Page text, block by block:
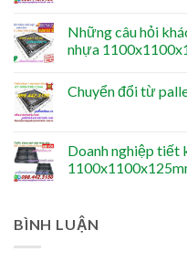
Những câu hỏi
nhựa
Chuyển đổi từ
Doanh nghiệp tiết
BÌNH LUẬN